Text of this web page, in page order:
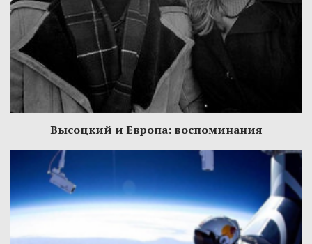
Высоцкий и Европа: воспоминания